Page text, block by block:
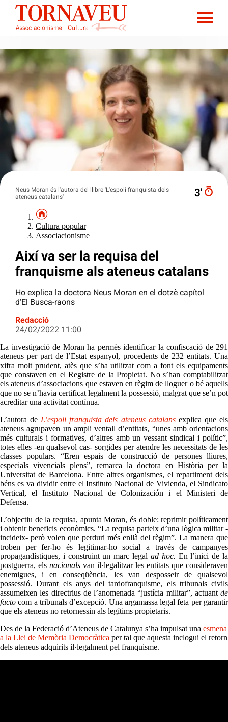
Neus Moran és l'autora del llibre 'L'espoli franquista dels
ateneus catalans'
3′
Cultura popular
Associacionisme
Així va ser la requisa del
franquisme als ateneus catalans
Ho explica la doctora Neus Moran en el dotzè capítol
d'El Busca-raons
Redacció
24/02/2022 11:00
La investigació de Moran ha permès identificar la confiscació de 291
ateneus per part de l’Estat espanyol, procedents de 232 entitats. Una
xifra molt prudent, atès que s’ha utilitzat com a font els equipaments
que constaven en el Registre de la Propietat. No s’han comptabilitzat
els ateneus d’associacions que estaven en règim de lloguer o bé aquells
que no se n’havia certificat legalment la possessió, malgrat que se’n pot
acreditar una activitat contínua.
L’autora deL’espoli franquista dels ateneus catalansexplica que els
ateneus agrupaven un ampli ventall d’entitats, “unes amb orientacions
més culturals i formatives, d’altres amb un vessant sindical i polític”,
totes elles -en qualsevol cas- sorgides per atendre les necessitats de les
classes populars. “Eren espais de construcció de persones lliures,
especials vivencials plens”, remarca la doctora en Història per la
Universitat de Barcelona. Entre altres organismes, el repartiment dels
béns es va dividir entre el Instituto Nacional de Vivienda, el Sindicato
Vertical, el Instituto Nacional de Colonización i el Ministeri de
Defensa.
L’objectiu de la requisa, apunta Moran, és doble: reprimir políticament
i obtenir beneficis econòmics. “La requisa parteix d’una lògica militar -
incideix- però volen que perduri més enllà del règim”. La manera que
troben per fer-ho és legitimar-ho social a través de campanyes
propagandístiques, i construint un marc legal ad hoc. En l’inici de la
postguerra, els nacionals van il·legalitzar les entitats que consideraven
enemigues, i en conseqüència, les van desposseir de qualsevol
possessió. Durant els anys del tardofranquisme, els tribunals civils
assumeixen les directrius de l’anomenada “justícia militar”, actuant de
facto com a tribunals d’excepció. Una argamassa legal feta per garantir
que els ateneus no retornessin als legítims propietaris.
Des de la Federació d’Ateneus de Catalunya s’ha impulsat una esmena
a la Llei de Memòria Democràtica per tal que aquesta inclogui el retorn
dels ateneus adquirits il·legalment pel franquisme.